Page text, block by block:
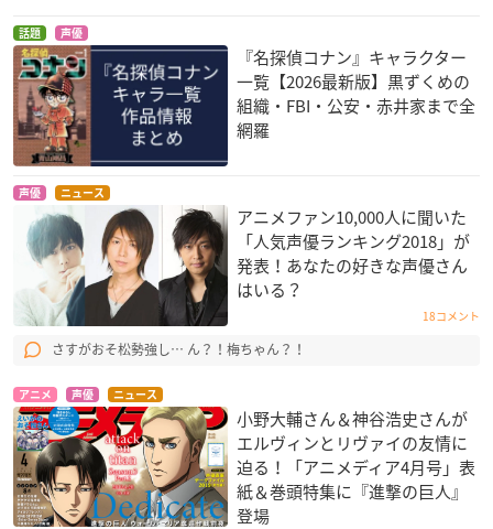
話題 声優
『名探偵コナン』キャラクター
一覧【2026最新版】黒ずくめの
組織・FBI・公安・赤井家まで全
網羅
声優 ニュース
アニメファン10,000人に聞いた
「人気声優ランキング2018」が
発表！あなたの好きな声優さん
はいる？
18コメント
さすがおそ松勢強し… ん？！梅ちゃん？！
アニメ 声優 ニュース
小野大輔さん＆神谷浩史さんが
エルヴィンとリヴァイの友情に
迫る！「アニメディア4月号」表
紙＆巻頭特集に『進撃の巨人』
登場